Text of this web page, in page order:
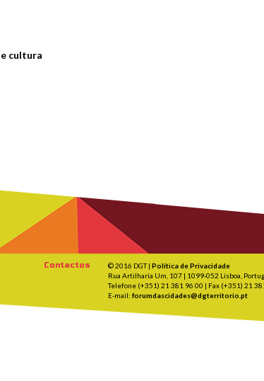
cultura
Contactos © 2016 DGT |Política de Privacidade
Rua Artilharia Um, 107 | 1099-052 Lisboa,
Telefone (+351) 21 381 96 00 | Fax (+351) 21
E-mail:forumdascidades@dgterritorio.pt